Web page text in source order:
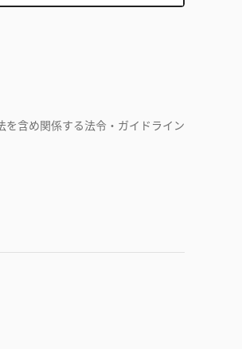
含め関係する法令・ガイドライン